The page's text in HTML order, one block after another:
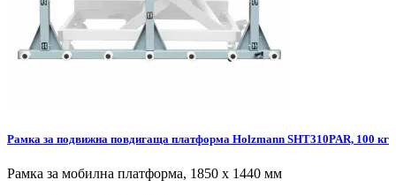
Рамка за подвижна повдигаща платформа Holzmann SHT310PAR, 100 кг
Рамка за мобилна платформа, 1850 х 1440 мм